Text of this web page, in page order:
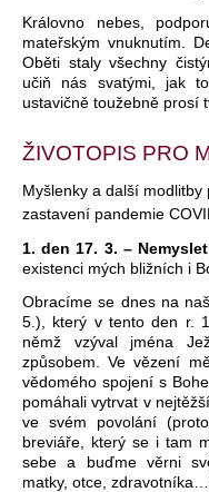
Královno nebes,
mateřským vnuknutím.
Oběti staly všechny
učiň nás svatými, jak
ustavičně toužebně prosí
ŽIVOTOPIS PRO
Myšlenky a další
zastavení pandemie
1. den 17. 3. –
existenci mých bližních i
Obracíme se dnes na
5.), který v tento den r.
němž vzýval jména
způsobem. Ve vězení
vědomého spojení s
pomáhali vytrvat v
ve svém povolání
breviáře, který se i tam
sebe a buďme věrni
matky, otce,